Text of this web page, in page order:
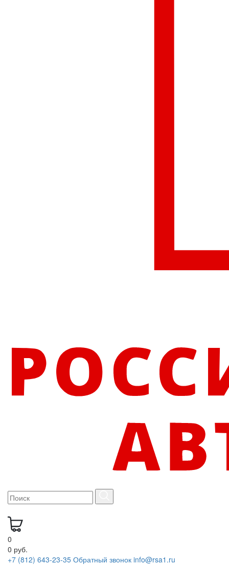
0
0 руб.
+7 (812) 643-23-35 Обратный звонок info@rsa1.ru